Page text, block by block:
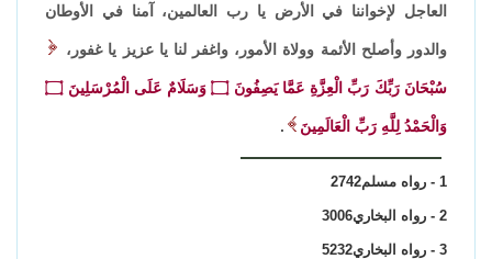
العاجل لإخواننا في الأرض يا رب العالمين، آمنا في الأوطان
والدور وأصلح الأئمة وولاة الأمور، واغفر لنا يا عزيز يا غفور،
سُبْحَانَ رَبِّكَ رَبِّ الْعِزَّةِ عَمَّا يَصِفُونَ ۝ وَسَلَامٌ عَلَى الْمُرْسَلِينَ ۝
وَالْحَمْدُ لِلَّهِ رَبِّ الْعَالَمِينَ .
1 - رواه مسلم2742
2 - رواه البخاري3006
3 - رواه البخاري5232